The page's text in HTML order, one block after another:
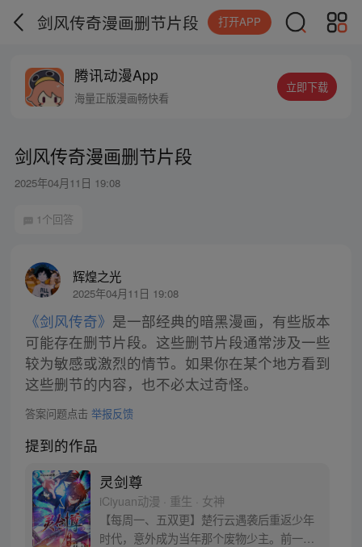
剑风传奇漫画删节片段 打开APP
腾讯动漫App
海量正版漫画畅快看
立即下载
剑风传奇漫画删节片段
2025年04月11日 19:08
1个回答
辉煌之光
2025年04月11日 19:08
《剑风传奇》 是一部经典的暗黑漫画，有些版本
可能存在删节片段。这些删节片段通常涉及一些
较为敏感或激烈的情节。如果你在某个地方看到
这些删节的内容，也不必太过奇怪。
答案问题点击 举报反馈
提到的作品
灵剑尊
iCiyuan动漫 · 重生 · 女神
【每周一、五双更】楚行云遇袭后重返少年
时代，意外成为当年那个废物少主。前一